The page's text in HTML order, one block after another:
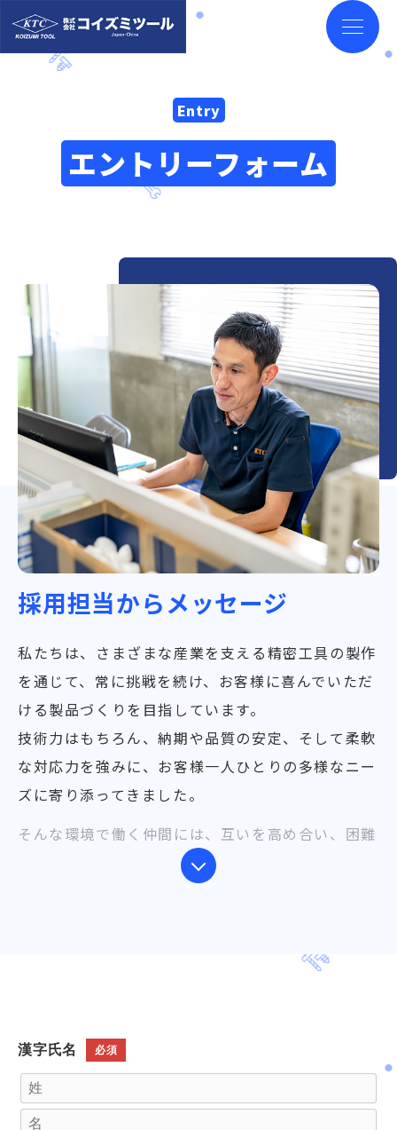
Entry
エントリーフォーム
採用担当からメッセージ
私たちは、さまざまな産業を支える精密工具の製作
を通じて、常に挑戦を続け、お客様に喜んでいただ
ける製品づくりを目指しています。
技術力はもちろん、納期や品質の安定、そして柔軟
な対応力を強みに、お客様一人ひとりの多様なニー
ズに寄り添ってきました。
そんな環境で働く仲間には、互いを高め合い、困難
を共に乗り越える協力と連帯感を大切にしてほしい
術と知識を着実に身につけていただきます。
その後、前後の工程に関わる機械も扱えるようにな
り、多能工として幅広く活躍してもらうことを目指
漢字氏名 必須